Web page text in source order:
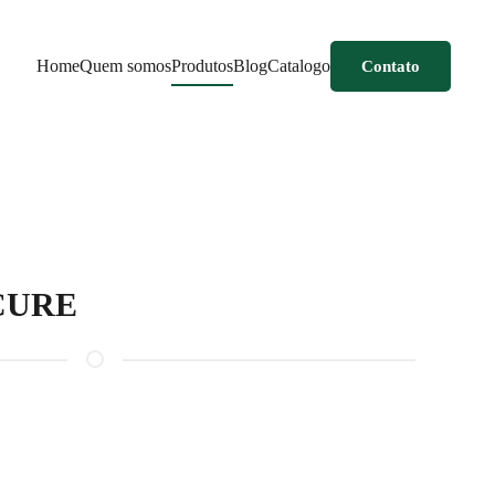
HomeQuem somosProdutosBlogCatalogo Contato